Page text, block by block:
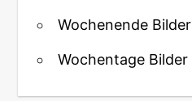
Wochenende Bilder
Wochentage Bilder